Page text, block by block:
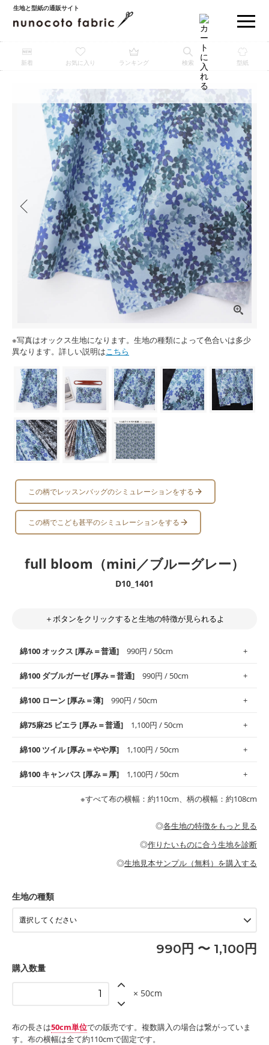
生地と型紙の通販サイト
新着 お気に入り ランキング 検索 型紙
※写真はオックス生地になります。生地の種類によって色合いは多少
異なります。詳しい説明はこちら
この柄でレッスンバッグのシミュレーションをする
この柄でこども甚平のシミュレーションをする
full bloom（mini／ブルーグレー）
D10_1401
＋ボタンをクリックすると生地の特徴が見られるよ
綿100 オックス [厚み＝普通] 990円 / 50cm
使いやすさNo.1！しなやかさと適度な張りを併せ持ち、通気性の
高さがオックス生地の特徴です。当サイトのオックス生地は、
般にお使いいただけます。
※レッスンバッグ、上履き袋などの通園通学グッズにはツイル生
・布団カバーなどの寝具、カーテン
綿100 ダブルガーゼ [厚み＝普通] 990円 / 50cm
柔らかくふんわりとした肌触りが特徴です。ベビー用品やハンカ
チなど直接肌に触れるアイテムに最適です。高い吸湿性・通気性
す。
・スタイ、おくるみなどのベビーグッズ
・ブラウス、チュニック、ワンピースなどの洋服
・パジャマなどの寝具
綿100 ローン [厚み＝薄] 990円 / 50cm
上質で薄手の平織りの生地です。軽やかさとなめらかな手触りの
良さが魅力。透け感があるので、涼しげなトップスなどに最適で
・ブラウス、シャツ、チュニックなどのトップス
綿75麻25 ビエラ [厚み＝普通] 1,100円 / 50cm
コットン75％リネン25％の当店のビエラ生地は、オックス生地よ
りもふんわりとした柔らかい質感と適度な落ち感を感じられるの
綿100 ツイル [厚み＝やや厚] 1,100円 / 50cm
綾織りの生地です。しっかりとした張りと厚みがありながらも柔
らかいのが特徴です。生地の厚みは中厚手です。1枚でも透け感
・カーテン、エプロン、テーブルクロスなどの暮らしのアイテム
・パンツ、タックスカートなどのボトムス
もっと詳しく見る
綿100 キャンバス [厚み＝厚] 1,100円 / 50cm
耐久性があります。トートバッグ・ポーチ・ペンケースなどの布
小物、インテリア用品に向いています。
・工作用エプロン
もっと詳しく見る
※すべて布の横幅：約110cm、柄の横幅：約108cm
◎各生地の特徴をもっと見る
◎作りたいものに合う生地を診断
◎生地見本サンプル（無料）を購入する
生地の種類
990円 〜 1,100円
購入数量
× 50cm
布の長さは50cm単位での販売です。複数購入の場合は繋がっていま
す。布の横幅は全て約110cmで固定です。